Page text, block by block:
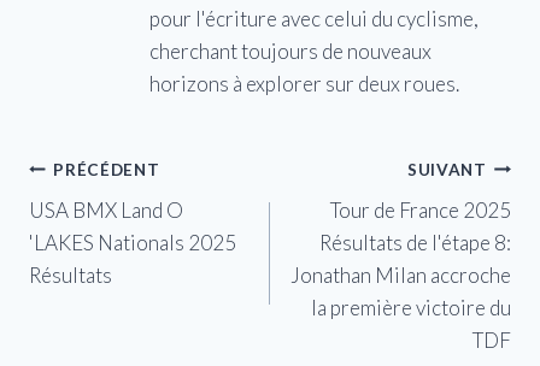
pour l'écriture avec celui du cyclisme,
cherchant toujours de nouveaux
horizons à explorer sur deux roues.
Navigation
de
l’article
PRÉCÉDENT
USA BMX Land O
'LAKES Nationals 2025
Résultats
SUIVANT
Tour de France 2025
Résultats de l'étape 8:
Jonathan Milan accroche
la première victoire du
TDF